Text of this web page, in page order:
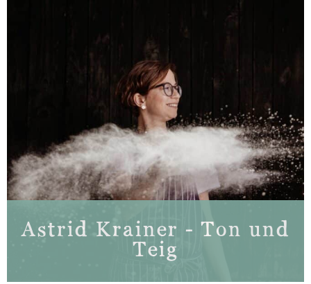
Astrid Krainer - Ton und
Teig